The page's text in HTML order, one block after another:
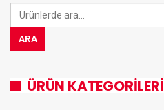
Ara:
ARA
ÜRÜN KATEGORILERI